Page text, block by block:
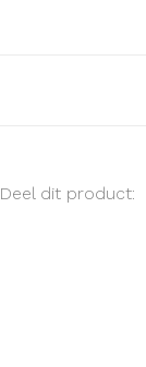
Deel dit product: